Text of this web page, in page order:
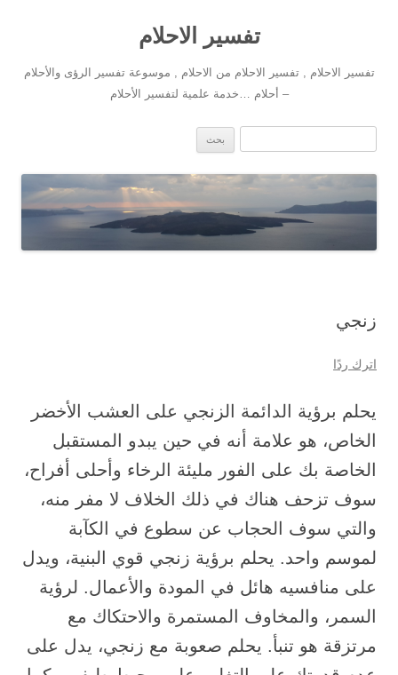
تفسير الاحلام
تفسير الاحلام , تفسير الاحلام من الاحلام , موسوعة تفسير الرؤى والأحلام
– أحلام …خدمة علمية لتفسير الأحلام
انتقل إلى المحتوى
زنجي
اترك ردًا
يحلم برؤية الدائمة الزنجي على العشب الأخضر
الخاص، هو علامة أنه في حين يبدو المستقبل
الخاصة بك على الفور مليئة الرخاء وأحلى أفراح،
سوف تزحف هناك في ذلك الخلاف لا مفر منه،
والتي سوف الحجاب عن سطوع في الكآبة
لموسم واحد. يحلم برؤية زنجي قوي البنية، ويدل
على منافسيه هائل في المودة والأعمال. لرؤية
السمر، والمخاوف المستمرة والاحتكاك مع
مرتزقة هو تنبأ. يحلم صعوبة مع زنجي، يدل على